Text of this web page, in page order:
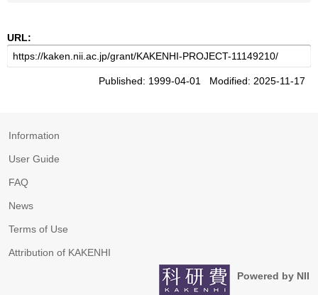
URL:
Published: 1999-04-01 Modified: 2025-11-17
Information
User Guide
FAQ
News
Terms of Use
Attribution of KAKENHI
Powered by NII